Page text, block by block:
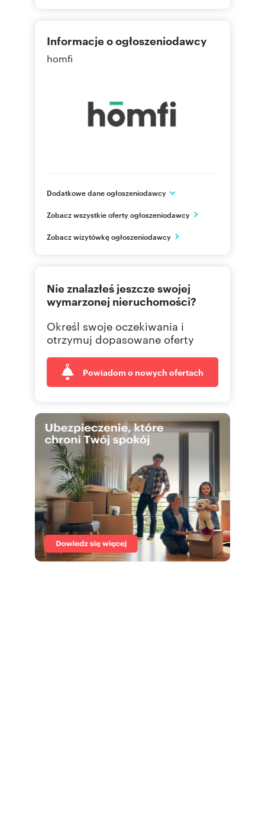
Informacje o ogłoszeniodawcy
homfi
Dodatkowe dane ogłoszeniodawcy
Kraków
PL
Zobacz wszystkie oferty ogłoszeniodawcy
Zobacz wizytówkę ogłoszeniodawcy
Nie znalazłeś jeszcze swojej
wymarzonej nieruchomości?
Określ swoje oczekiwania i
otrzymuj dopasowane oferty
Powiadom o nowych ofertach